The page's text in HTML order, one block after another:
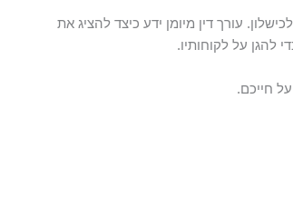
עורך דין מיומן ידע כיצד להציג את
להגן על לקוחותיו.
חייכם.